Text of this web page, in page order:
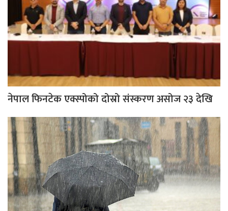
नेपाल फिनटेक एक्स्पोको दोस्रो संस्करण असोज २३ देखि